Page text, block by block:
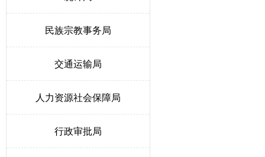
民族宗教事务局
交通运输局
人力资源社会保障局
行政审批局